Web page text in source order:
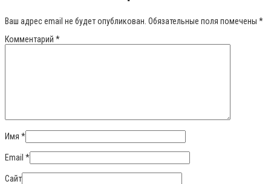
Ваш адрес email не будет опубликован. Обязательные поля помечены *
Комментарий *
Имя *
Email *
Сайт